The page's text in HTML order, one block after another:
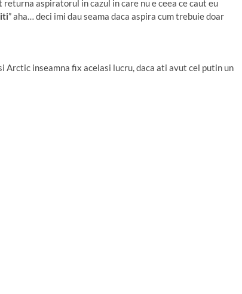
aspiratorul in cazul in care nu e ceea ce caut eu
” aha… deci imi dau seama daca aspira cum trebuie doar
Arctic inseamna fix acelasi lucru, daca ati avut cel putin un